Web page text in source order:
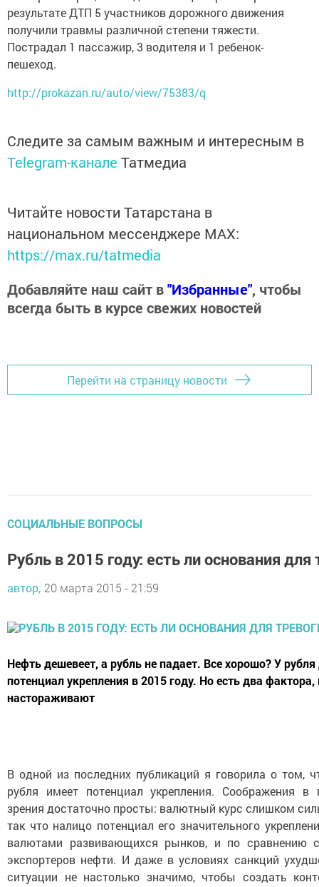
результате ДТП 5 участников дорожного движения
получили травмы различной степени тяжести.
Пострадал 1 пассажир, 3 водителя и 1 ребенок-
пешеход.
http://prokazan.ru/auto/view/75383/q
Следите за самым важным и интересным в
Telegram-канале Татмедиа
Читайте новости Татарстана в
национальном мессенджере MАХ:
https://max.ru/tatmedia
Добавляйте наш сайт в"Избранные", чтобы
всегда быть в курсе свежих новостей
Перейти на страницу новости
СОЦИАЛЬНЫЕ ВОПРОСЫ
Рубль в 2015 году: есть ли основания для
автор, 20 марта 2015 - 21:59
Нефть дешевеет, а рубль не падает. Все хорошо? У рубля
потенциал укрепления в 2015 году. Но есть два
настораживают
В одной из последних публикаций я говорила о том,
рубля имеет потенциал укрепления. Соображения в
зрения достаточно просты: валютный курс слишком
так что налицо потенциал его значительного
валютами развивающихся рынков, и по сравнению
экспортеров нефти. И даже в условиях санкций
ситуации не настолько значимо, чтобы создать